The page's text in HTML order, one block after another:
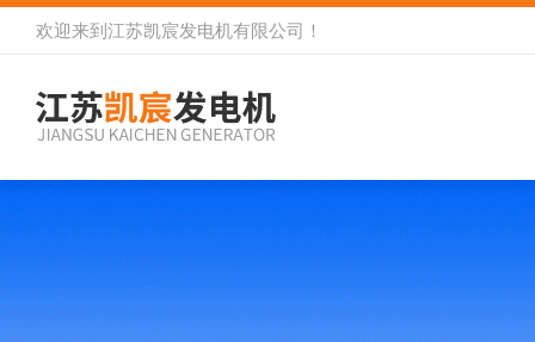
欢迎来到 江苏凯宸发电机有限公司 ！